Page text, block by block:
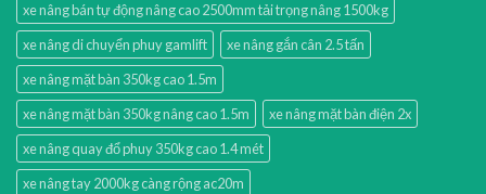
xe nâng bán tự động nâng cao 2500mm tải trọng nâng 1500kg
xe nâng di chuyển phuy gamlift
xe nâng gắn cân 2.5 tấn
xe nâng mặt bàn 350kg cao 1.5m
xe nâng mặt bàn 350kg nâng cao 1.5m
xe nâng mặt bàn điện 2x
xe nâng quay đổ phuy 350kg cao 1.4 mét
xe nâng tay 2000kg càng rộng ac20m